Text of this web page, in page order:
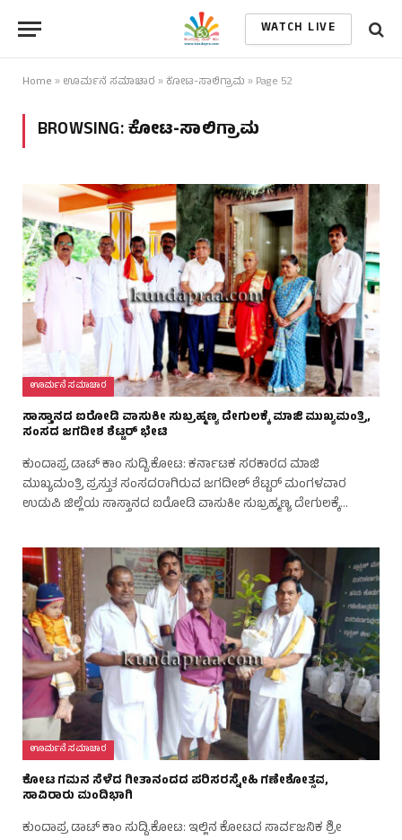
WATCH LIVE
Home » ಊರ್ಮನೆ ಸಮಾಚಾರ »ಕೋಟ-ಸಾಲಿಗ್ರಾಮ » Page 52
BROWSING:ಕೋಟ-ಸಾಲಿಗ್ರಾಮ
ಊರ್ಮನೆ ಸಮಾಚಾರ
ಸಾಸ್ತಾನದ ಐರೋಡಿ ವಾಸುಕೀ ಸುಬ್ರಹ್ಮಣ್ಯ ದೇಗುಲಕ್ಕೆ ಮಾಜಿ ಮುಖ್ಯಮಂತ್ರಿ,
ಸಂಸದ ಜಗದೀಶ ಶೆಟ್ಟರ್ ಭೇಟಿ
ಕುಂದಾಪ್ರ ಡಾಟ್‌ ಕಾಂ ಸುದ್ದಿ.ಕೋಟ: ಕರ್ನಾಟಕ ಸರಕಾರದ ಮಾಜಿ
ಮುಖ್ಯಮಂತ್ರಿ ಪ್ರಸ್ತುತ ಸಂಸದರಾಗಿರುವ ಜಗದೀಶ್ ಶೆಟ್ಟರ್ ಮಂಗಳವಾರ
ಉಡುಪಿ ಜಿಲ್ಲೆಯ ಸಾಸ್ತಾನದ ಐರೋಡಿ ವಾಸುಕೀ ಸುಬ್ರಹ್ಮಣ್ಯ ದೇಗುಲಕ್ಕೆ…
ಊರ್ಮನೆ ಸಮಾಚಾರ
ಕೋಟ ಗಮನ ಸೆಳೆದ ಗೀತಾನಂದದ ಪರಿಸರಸ್ನೇಹಿ ಗಣೇಶೋತ್ಸವ,
ಸಾವಿರಾರು ಮಂದಿಭಾಗಿ
ಕುಂದಾಪ್ರ ಡಾಟ್‌ ಕಾಂ ಸುದ್ದಿ.ಕೋಟ: ಇಲ್ಲಿನ ಕೋಟದ ಸಾರ್ವಜನಿಕ ಶ್ರೀ